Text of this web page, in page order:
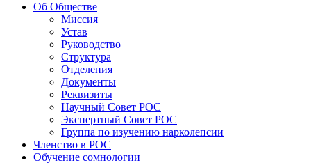
Об Обществе
Миссия
Устав
Руководство
Структура
Отделения
Документы
Реквизиты
Научный Совет РОС
Экспертный Совет РОС
Группа по изучению нарколепсии
Членство в РОС
Обучение сомнологии